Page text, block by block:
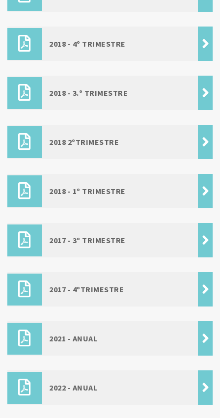
2018 - 4º TRIMESTRE
2018 - 3.º TRIMESTRE
2018 2ºTRIMESTRE
2018 - 1º TRIMESTRE
2017 - 3º TRIMESTRE
2017 - 4ºTRIMESTRE
2021 - ANUAL
2022 - ANUAL